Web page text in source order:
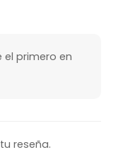
el primero en
reseña.